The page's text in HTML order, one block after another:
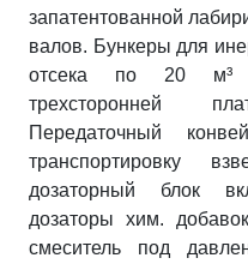
запатентованной
валов. Бункеры для
отсека по 20 м³
трехсторонней
Передаточный
транспортировку
дозаторный блок
дозаторы хим.
смеситель под